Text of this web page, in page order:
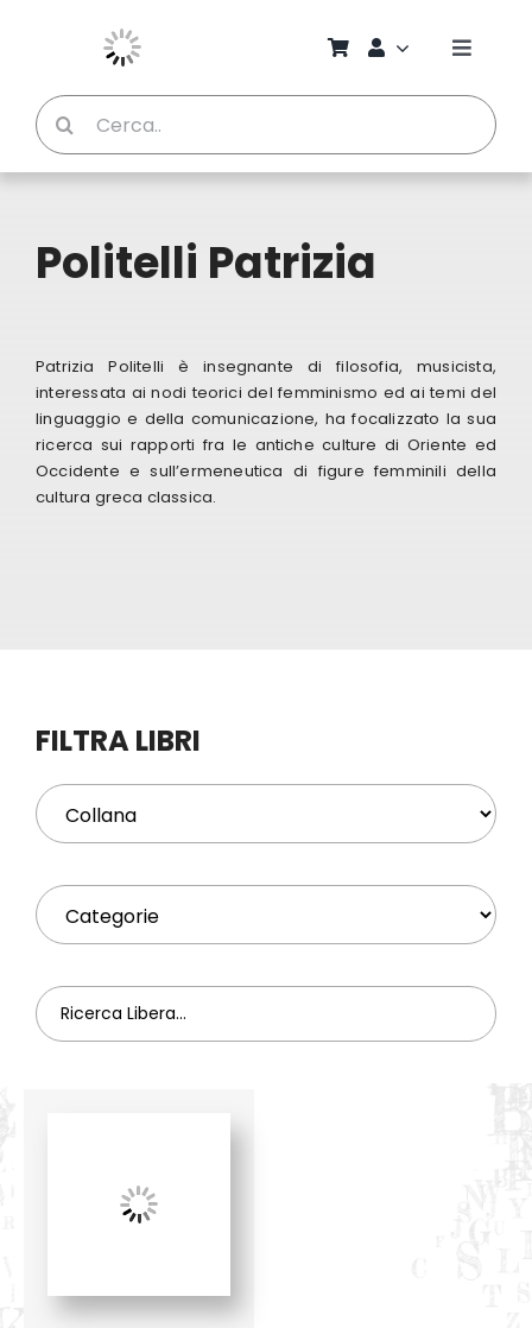
Toggle
Chi
Cerca
per:
Politelli Patrizia
Patrizia Politelli è insegnante di filosofia, musicista,
interessata ai nodi teorici del femminismo ed ai temi del
linguaggio e della comunicazione, ha focalizzato la sua
ricerca sui rapporti fra le antiche culture di Oriente ed
Occidente e sull’ermeneutica di figure femminili della
cultura greca classica.
FILTRA LIBRI